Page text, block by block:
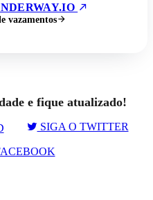
vazamentos
e fique atualizado!
SIGA O TWITTER